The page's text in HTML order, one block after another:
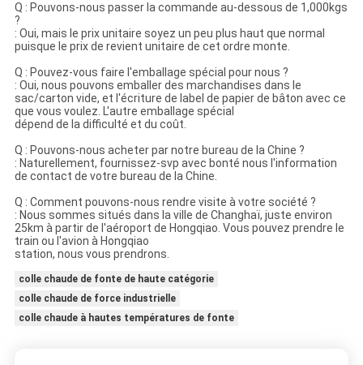
Q : Pouvons-nous passer la commande au-dessous de 1,000kgs
?
: Oui, mais le prix unitaire soyez un peu plus haut que normal
puisque le prix de revient unitaire de cet ordre monte.
Q : Pouvez-vous faire l'emballage spécial pour nous ?
: Oui, nous pouvons emballer des marchandises dans le
sac/carton vide, et l'écriture de label de papier de bâton avec ce
que vous voulez. L'autre emballage spécial
dépend de la difficulté et du coût.
Q : Pouvons-nous acheter par notre bureau de la Chine ?
: Naturellement, fournissez-svp avec bonté nous l'information
de contact de votre bureau de la Chine.
Q : Comment pouvons-nous rendre visite à votre société ?
: Nous sommes situés dans la ville de Changhaï, juste environ
25km à partir de l'aéroport de Hongqiao. Vous pouvez prendre le
train ou l'avion à Hongqiao
station, nous vous prendrons.
colle chaude de fonte de haute catégorie
colle chaude de force industrielle
colle chaude à hautes températures de fonte